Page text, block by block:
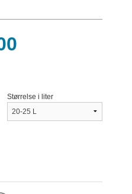
Størrelse i liter